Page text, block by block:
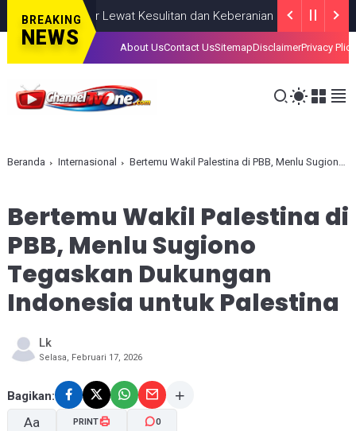
BREAKING
NEWS
Lahir Lewat Kesulitan dan Keberanian NASIONAL AUGUST
About UsContact UsSitemapDisclaimerPrivacy Plice
Beranda Internasional Bertemu Wakil Palestina di PBB, Menlu Sugiono Tegaskan Dukungan Indonesia untuk Palestina
Bertemu Wakil Palestina di
PBB, Menlu Sugiono
Tegaskan Dukungan
Indonesia untuk Palestina
Lk
Selasa, Februari 17, 2026
Bagikan:
Aa PRINT 0